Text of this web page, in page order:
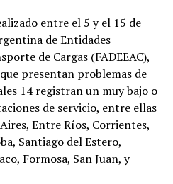
entre el 5 y el 15 de
de Entidades
de Cargas (FADEEAC),
presentan problemas de
14 registran un muy bajo o
de servicio, entre ellas
Entre Ríos, Corrientes,
Santiago del Estero,
Formosa, San Juan, y